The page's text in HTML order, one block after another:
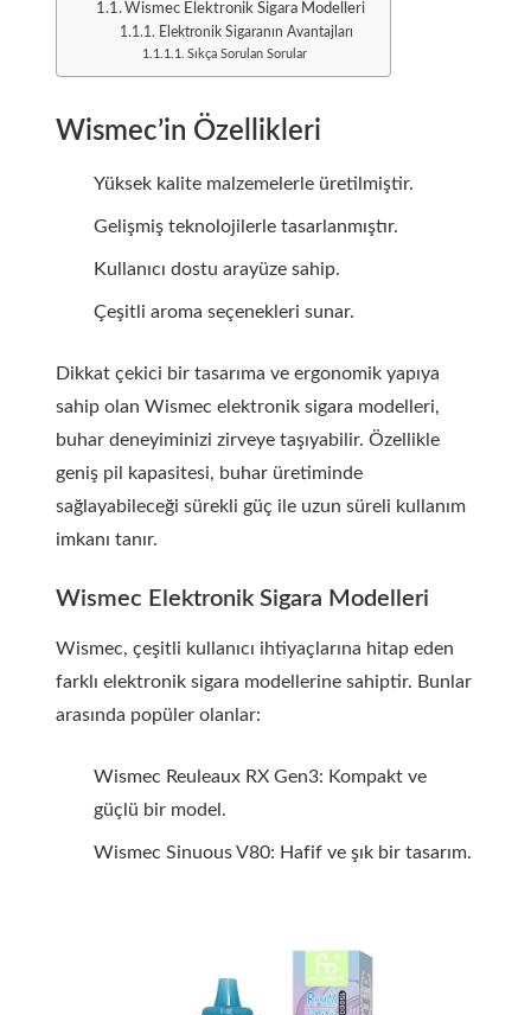
Wismec Elektronik Sigara Modelleri
Elektronik Sigaranın Avantajları
Sıkça Sorulan Sorular
Wismec’in Özellikleri
Yüksek kalite malzemelerle üretilmiştir.
Gelişmiş teknolojilerle tasarlanmıştır.
Kullanıcı dostu arayüze sahip.
Çeşitli aroma seçenekleri sunar.
Dikkat çekici bir tasarıma ve ergonomik yapıya
sahip olan Wismec elektronik sigara modelleri,
buhar deneyiminizi zirveye taşıyabilir. Özellikle
geniş pil kapasitesi, buhar üretiminde
sağlayabileceği sürekli güç ile uzun süreli kullanım
imkanı tanır.
Wismec Elektronik Sigara Modelleri
Wismec, çeşitli kullanıcı ihtiyaçlarına hitap eden
farklı elektronik sigara modellerine sahiptir. Bunlar
arasında popüler olanlar:
Wismec Reuleaux RX Gen3: Kompakt ve
güçlü bir model.
Wismec Sinuous V80: Hafif ve şık bir tasarım.